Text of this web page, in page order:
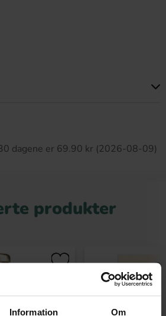
Information Om
dagene er 69.90 kr (2026-08-09)
produkter